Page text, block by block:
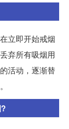
立即开始戒烟
弃所有吸烟用
活动，逐渐替